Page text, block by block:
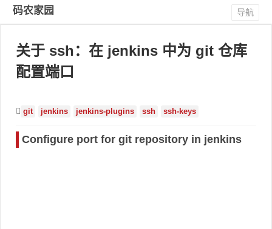
码农家园 导航
关于 ssh：在 jenkins 中为 git 仓库
配置端口
git jenkins jenkins-plugins ssh ssh-keys
Configure port for git repository in jenkins